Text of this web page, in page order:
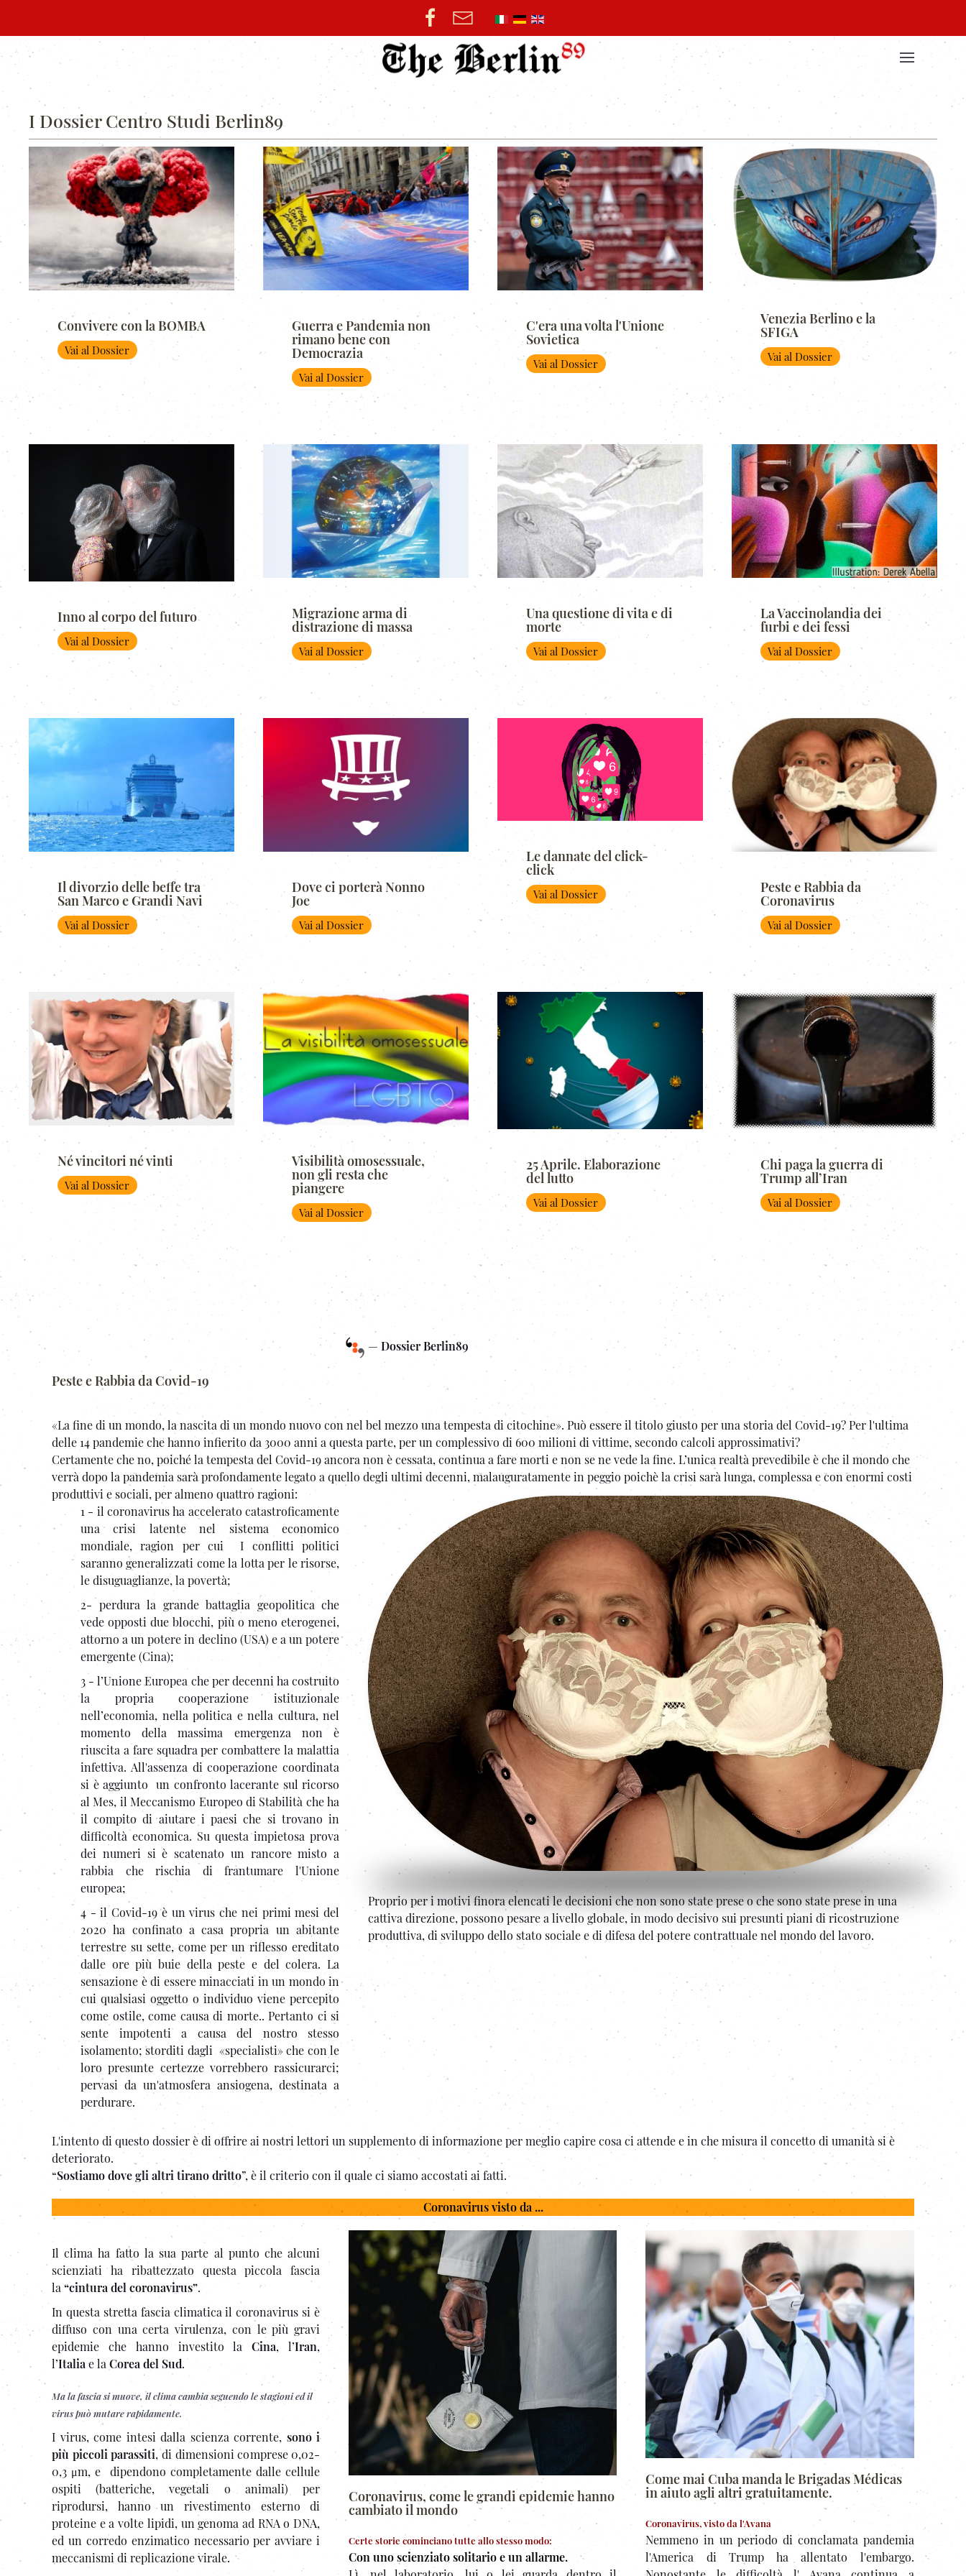
I Dossier Centro Studi Berlin89
Convivere con la BOMBA
Vai al Dossier
Guerra e Pandemia non
rimano bene con
Democrazia
Vai al Dossier
C'era una volta l'Unione
Sovietica
Vai al Dossier
Venezia Berlino e la
SFIGA
Vai al Dossier
Inno al corpo del futuro
Vai al Dossier
Migrazione arma di
distrazione di massa
Vai al Dossier
Una questione di vita e di
morte
Vai al Dossier
La Vaccinolandia dei
furbi e dei fessi
Vai al Dossier
Il divorzio delle beffe tra
San Marco e Grandi Navi
Vai al Dossier
Dove ci porterà Nonno
Joe
Vai al Dossier
Le dannate del click-
click
Vai al Dossier Peste e Rabbia da
Coronavirus
Vai al Dossier
Né vincitori né vinti
Vai al Dossier
Visibilità omosessuale,
non gli resta che
piangere
Vai al Dossier
25 Aprile. Elaborazione
del lutto
Vai al Dossier
Chi paga la guerra di
Trump all’Iran
Vai al Dossier
— Dossier Berlin89
Peste e Rabbia da Covid-19
«La fine di un mondo, la nascita di un mondo nuovo con nel bel mezzo una tempesta di citochine». Può essere il titolo giusto per una storia del Covid-19? Per l'ultima
delle 14 pandemie che hanno infierito da 3000 anni a questa parte, per un complessivo di 600 milioni di vittime, secondo calcoli approssimativi?
Certamente che no, poiché la tempesta del Covid-19 ancora non è cessata, continua a fare morti e non se ne vede la fine. L’unica realtà prevedibile è che il mondo che
verrà dopo la pandemia sarà profondamente legato a quello degli ultimi decenni, malauguratamente in peggio poichè la crisi sarà lunga, complessa e con enormi costi
produttivi e sociali, per almeno quattro ragioni:
1 - il coronavirus ha accelerato catastroficamente
una crisi latente nel sistema economico
mondiale, ragion per cui I conflitti politici
saranno generalizzati come la lotta per le risorse,
le disuguaglianze, la povertà;
2- perdura la grande battaglia geopolitica che
vede opposti due blocchi, più o meno eterogenei,
attorno a un potere in declino (USA) e a un potere
emergente (Cina);
3 - l’Unione Europea che per decenni ha costruito
la propria cooperazione istituzionale
nell’economia, nella politica e nella cultura, nel
momento della massima emergenza non è
riuscita a fare squadra per combattere la malattia
infettiva. All'assenza di cooperazione coordinata
si è aggiunto un confronto lacerante sul ricorso
al Mes, il Meccanismo Europeo di Stabilità che ha
il compito di aiutare i paesi che si trovano in
difficoltà economica. Su questa impietosa prova
dei numeri si è scatenato un rancore misto a
rabbia che rischia di frantumare l'Unione
europea;
4 - il Covid-19 è un virus che nei primi mesi del
2020 ha confinato a casa propria un abitante
terrestre su sette, come per un riflesso ereditato
dalle ore più buie della peste e del colera. La
sensazione è di essere minacciati in un mondo in
cui qualsiasi oggetto o individuo viene percepito
come ostile, come causa di morte.. Pertanto ci si
sente impotenti a causa del nostro stesso
isolamento; storditi dagli «specialisti» che con le
loro presunte certezze vorrebbero rassicurarci;
pervasi da un'atmosfera ansiogena, destinata a
perdurare.
Proprio per i motivi finora elencati le decisioni che non sono state prese o che sono state prese in una
cattiva direzione, possono pesare a livello globale, in modo decisivo sui presunti piani di ricostruzione
produttiva, di sviluppo dello stato sociale e di difesa del potere contrattuale nel mondo del lavoro.
L'intento di questo dossier è di offrire ai nostri lettori un supplemento di informazione per meglio capire cosa ci attende e in che misura il concetto di umanità si è
deteriorato.
“Sostiamo dove gli altri tirano dritto”, è il criterio con il quale ci siamo accostati ai fatti.
Coronavirus visto da ...
Il clima ha fatto la sua parte al punto che alcuni
scienziati ha ribattezzato questa piccola fascia
la “cintura del coronavirus”.
In questa stretta fascia climatica il coronavirus si è
diffuso con una certa virulenza, con le più gravi
epidemie che hanno investito laCina, l’Iran,
l’Italiae la Corea del Sud.
Ma la fascia si muove, il clima cambia seguendo le stagioni ed il
virus può mutare rapidamente.
I virus, come intesi dalla scienza corrente, sono i
più piccoli parassiti, di dimensioni comprese 0,02-
0,3 μm, e dipendono completamente dalle cellule
ospiti (batteriche, vegetali o animali) per
riprodursi, hanno un rivestimento esterno di
proteine e a volte lipidi, un genoma ad RNA o DNA,
ed un corredo enzimatico necessario per avviare i
meccanismi di replicazione virale.
Coronavirus, come le grandi epidemie hanno
cambiato il mondo
Certe storie cominciano tutte allo stesso modo:
Con uno scienziato solitario e un allarme.
Come mai Cuba manda le Brigadas Médicas
in aiuto agli altri gratuitamente.
Coronavirus, visto da l'Avana
Nemmeno in un periodo di conclamata pandemia
l'America di Trump ha allentato l'embargo.